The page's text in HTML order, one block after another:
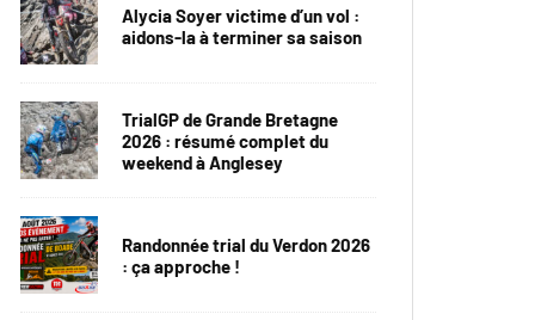
Alycia Soyer victime d’un vol :
aidons-la à terminer sa saison
TrialGP de Grande Bretagne
2026 : résumé complet du
weekend à Anglesey
Randonnée trial du Verdon 2026
: ça approche !